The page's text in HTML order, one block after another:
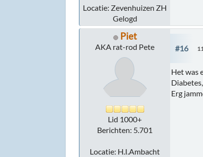
Locatie: Zevenhuizen ZH
Gelogd
Piet
AKA rat-rod Pete
Lid 1000+
Berichten: 5.701
Locatie: H.I.Ambacht
#16
Het was
Erg